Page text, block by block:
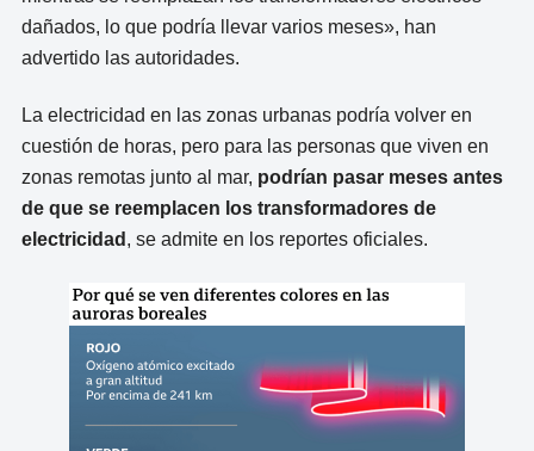
dañados, lo que podría llevar varios meses», han
advertido las autoridades.
La electricidad en las zonas urbanas podría volver en
cuestión de horas, pero para las personas que viven en
zonas remotas junto al mar, podrían pasar meses antes
de que se reemplacen los transformadores de
electricidad , se admite en los reportes oficiales.